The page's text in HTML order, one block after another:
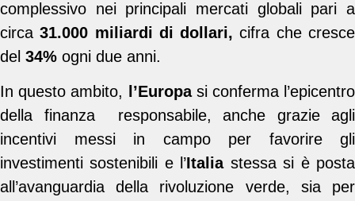
complessivo nei principali mercati globali pari a
circa31.000 miliardi di dollari, cifra che cresce
del 34% ogni due anni.
In questo ambito, l’Europasi conferma l’epicentro
della finanza responsabile, anche grazie agli
incentivi messi in campo per favorire gli
investimenti sostenibili e l’Italiastessa si è posta
all’avanguardia della rivoluzione verde, sia per